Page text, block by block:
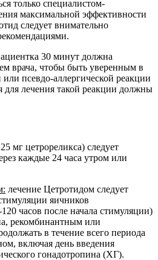
только специалистом-
максимальной эффективности
следует внимательно
30 минут должна
врача, чтобы быть уверенным в
или псевдо-аллергической реакции
лечения такой реакции должны
мг цетрореликса) следует
каждые 24 часа утром или
лечение Цетротидом следует
яичников
часов после начала стимуляции)
рекомбинантным или
в течение всего периода
включая день введения
гонадотропина (ХГ).